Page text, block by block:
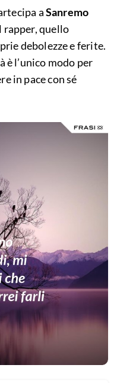
aSanremo
rapper, quello
debolezze e ferite.
l’unico modo per
in pace con sé